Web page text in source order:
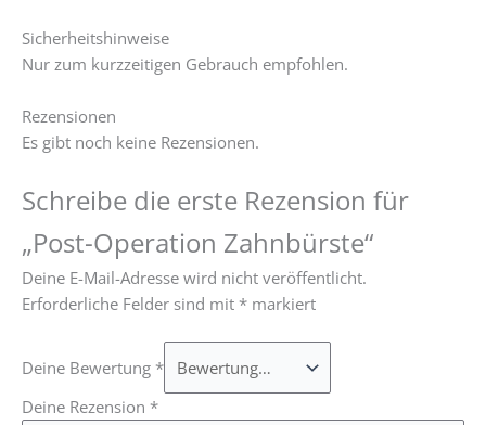
Sicherheitshinweise
Nur zum kurzzeitigen Gebrauch empfohlen.
Rezensionen
Es gibt noch keine Rezensionen.
Schreibe die erste Rezension für
„Post-Operation Zahnbürste“
Deine E-Mail-Adresse wird nicht veröffentlicht.
Erforderliche Felder sind mit * markiert
Deine Bewertung *
Deine Rezension *